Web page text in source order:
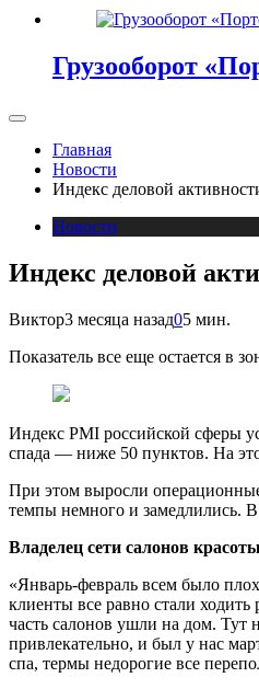
Грузооборот
Главная
Новости
Индекс деловой
Новости
Индекс деловой
Виктор3 месяца назад05 мин.
Показатель все еще остается в
Индекс PMI российской сферы
спада — ниже 50 пунктов. На это
При этом выросли
темпы немного и замедлились.
Владелец сети салонов
«Январь-февраль всем было
клиенты все равно стали
часть салонов ушли на дом. Тут
привлекательно, и был у нас
спа, термы недорогие все